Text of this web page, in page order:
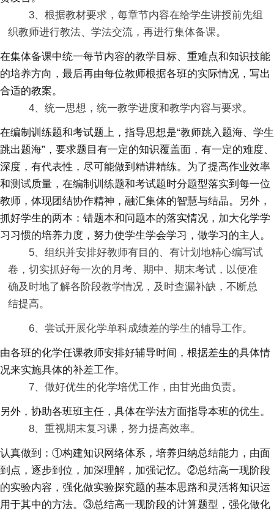
3、根据教材要求，每章节内容在给学生讲授前先组
织教师进行教法、学法交流，再进行集体备课。
在集体备课中统一每节内容的教学目标、重难点和知识技能
的培养方向，最后再由每位教师根据各班的实际情况，写出
合适的教案。
4、统一思想，统一教学进度和教学内容与要求。
在编制训练题和考试题上，指导思想是“教师跳入题海、学生
跳出题海”，要求题目有一定的知识覆盖面，有一定的难度、
深度，有代表性，尽可能做到精讲精练。为了提高作业效率
和测试质量，在编制训练题和考试题时分题型落实到每一位
教师，体现团结协作精神，融汇集体的智慧与结晶。另外，
抓好学生的两本：错题本和问题本的落实情况，加大化学学
习习惯的培养力度，努力使学生学会学习，做学习的主人。
5、组织并安排好教师有目的、有计划地精心编写试
卷，切实抓好每一次的月考、期中、期末考试，以便准
确及时地了解各阶段教学情况，及时查漏补缺，不断总
结提高。
6、尝试开展化学单科成绩差的学生的辅导工作。
由各班的化学任课教师安排好辅导时间，根据差生的具体情
况来实施具体的补差工作。
7、做好优生的化学培优工作，由甘光曲负责。
另外，协助各班班主任，具体在学法方面指导本班的优生。
8、重视期末复习课，努力提高效率。
认真做到：①构建知识网络体系，培养归纳总结能力，由面
到点，逐步到位，加深理解，加强记忆。②总结高一现阶段
的实验内容，强化做实验探究题的基本思路和灵活将知识运
用于其中的方法。③总结高一现阶段的计算题型，强化做化